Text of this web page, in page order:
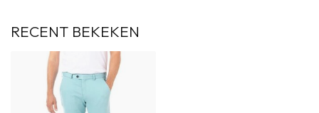
RECENT BEKEKEN